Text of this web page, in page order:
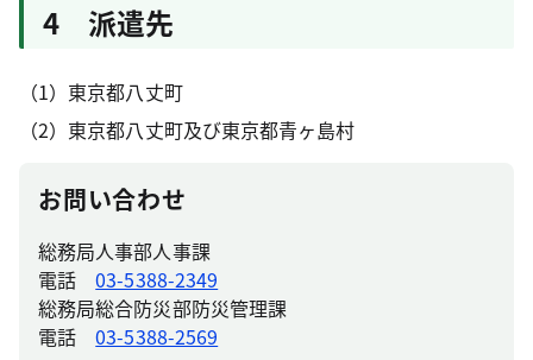
4 派遣先
（1）東京都八丈町
（2）東京都八丈町及び東京都青ヶ島村
お問い合わせ
総務局人事部人事課
電話03-5388-2349
総務局総合防災部防災管理課
電話03-5388-2569